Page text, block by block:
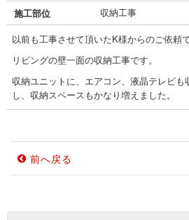
施工部位
収納工事
以前も工事させて頂いたK様からのご依頼で
リビングの壁一面の収納工事です。
収納ユニットに、エアコン、液晶テレビも
し、収納スペースもかなり増えました。
前へ戻る